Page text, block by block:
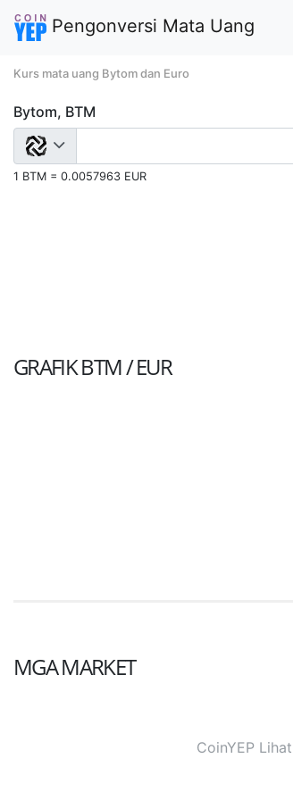
Pengonversi Mata Uang
Kurs mata uang Bytom dan Euro
Bytom, BTM
1 BTM = 0.0057963 EUR
GRAFIKBTM / EUR
MGA MARKET
CoinYEP